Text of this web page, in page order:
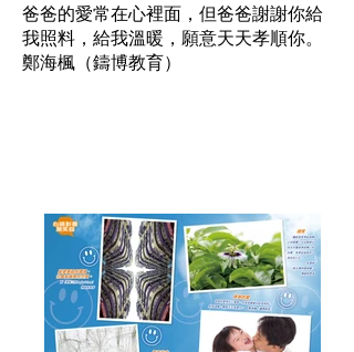
爸爸的愛常在心裡面，但爸爸謝謝你給
我照料，給我溫暖，願意天天孝順你。
鄭海楓（鑄博教育）